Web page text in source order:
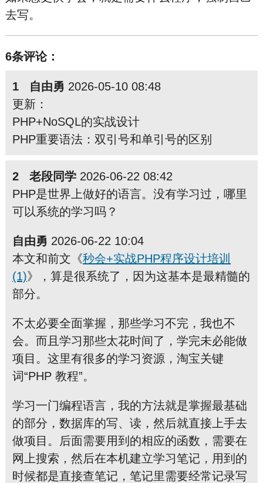
去写。
6条评论：
1 自由勇 2026-05-10 08:48
更新：
PHP+NoSQL的实战设计
PHP重要语法：双引号和单引号的区别
2 老段同学2026-06-22 08:42
PHP是世界上做好的语言。没有学习过，哪里
可以系统的学习吗？
自由勇 2026-06-22 10:04
本文和前文《秒会+实战PHP程序设计培训
(1)》，算是很系统了，因为这基本是最精髓的
部分。
不太必要全面掌握，那些学习不完，我也不
会。而且学习那些太花时间了，学完未必能做
项目。这里有很多的学习资源，淘宝关键
词“PHP 教程”。
学习一门编程语言，我的方法就是掌握最基础
的部分，数据库的写、读，然后就直接上手去
做项目。后面需要用到的相应的函数，需要在
网上搜索，然后在本机建立学习笔记，用到的
时候都是直接查笔记，笔记里需要经常记录写